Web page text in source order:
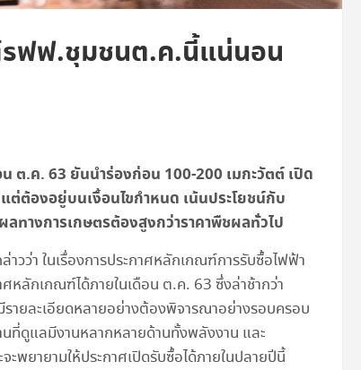
ฟฟ.ชุมชนต.ค.นี้แน่นอน
ต.ค. 63 ยันนำร่องก่อน 100-200 เมกะวัตต์ เปิด
ต่ต้องอยู่บนเงื้อนไขกำหนด เน้นประโยชน์กับ
ทางการเกษตรต้องสูงกว่าราคาพืชผลทั่วไป
ว่า ในเรื่องการประกาศหลักเกณฑ์การรับซื้อไฟฟ้า
หลักเกณฑ์ได้ภายในเดือน ต.ค. 63 ซึ่งล่าช้ากว่า
รายละเอียดหลายอย่างต้องพิจารณาอย่างรอบครอบ
ที่ดูแลมีงานหลากหลายด้านทั้งพลังงาน และ
พยายามให้ประกาศเปิดรับซื้อได้ภายในปลายปีนี้